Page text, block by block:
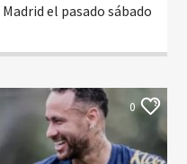
el pasado sábado
0